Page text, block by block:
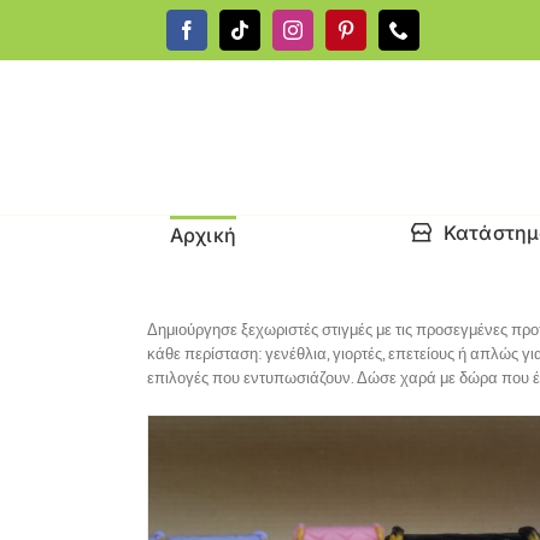
περιεχόμενο
Αρχική
Δημιούργησε ξεχωριστές στιγμές με τις προσεγμένες
κάθε περίσταση: γενέθλια, γιορτές, επετείους ή απλώς
επιλογές που εντυπωσιάζουν. Δώσε χαρά με δώρα που